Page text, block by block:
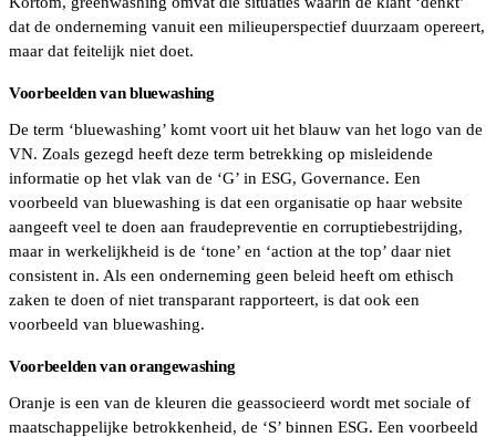
dat de onderneming vanuit een milieuperspectief duurzaam opereert,
maar dat feitelijk niet doet.
Voorbeelden van bluewashing
De term ‘bluewashing’ komt voort uit het blauw van het logo van de
VN. Zoals gezegd heeft deze term betrekking op misleidende
informatie op het vlak van de ‘G’ in ESG, Governance. Een
voorbeeld van bluewashing is dat een organisatie op haar website
aangeeft veel te doen aan fraudepreventie en corruptiebestrijding,
maar in werkelijkheid is de ‘tone’ en ‘action at the top’ daar niet
consistent in. Als een onderneming geen beleid heeft om ethisch
zaken te doen of niet transparant rapporteert, is dat ook een
voorbeeld van bluewashing.
Voorbeelden van orangewashing
Oranje is een van de kleuren die geassocieerd wordt met sociale of
maatschappelijke betrokkenheid, de ‘S’ binnen ESG. Een voorbeeld